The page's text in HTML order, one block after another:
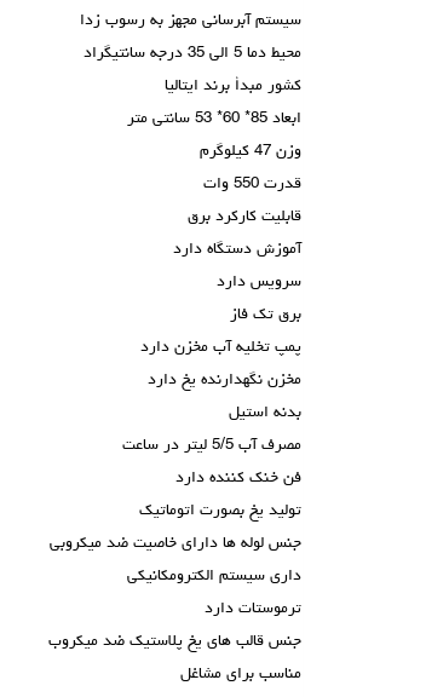
سیستم آبرسانی مجهز به رسوب زدا
محیط دما 5 الی 35 درجه سانتیگراد
کشور مبدأ برند ایتالیا
ابعاد 85* 60* 53 سانتی متر
وزن 47 کیلوگرم
قدرت 550 وات
قابلیت کارکرد برق
آموزش دستگاه دارد
سرویس دارد
برق تک فاز
پمپ تخلیه آب مخزن دارد
مخزن نگهدارنده یخ دارد
بدنه استیل
مصرف آب 5/5 لیتر در ساعت
فن خنک کننده دارد
تولید یخ بصورت اتوماتیک
جنس لوله ها دارای خاصیت ضد میکروبی
داری سیستم الکترومکانیکی
ترموستات دارد
جنس قالب های یخ پلاستیک ضد میکروب
مناسب برای مشاغل